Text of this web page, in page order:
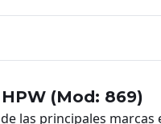
(Mod: 869)
las principales